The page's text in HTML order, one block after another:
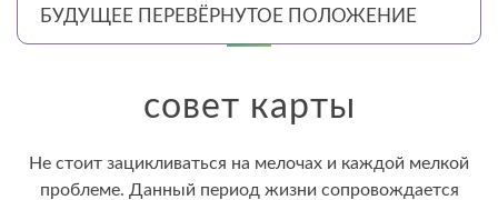
БУДУЩЕЕ ПЕРЕВЁРНУТОЕ ПОЛОЖЕНИЕ
совет карты
Не стоит зацикливаться на мелочах и каждой мелкой
проблеме. Данный период жизни сопровождается